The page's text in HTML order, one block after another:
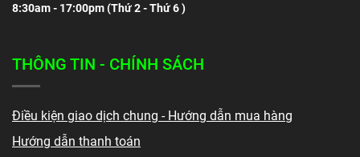
8:30am - 17:00pm (Thứ 2 - Thứ 6 )
THÔNG TIN - CHÍNH SÁCH
Điều kiện giao dịch chung - Hướng dẫn mua hàng
Hướng dẫn thanh toán